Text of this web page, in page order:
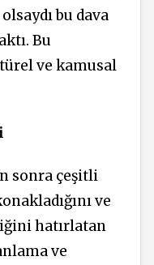
bu dava
Bu
ve kamusal
sonra çeşitli
ve
hatırlatan
ve